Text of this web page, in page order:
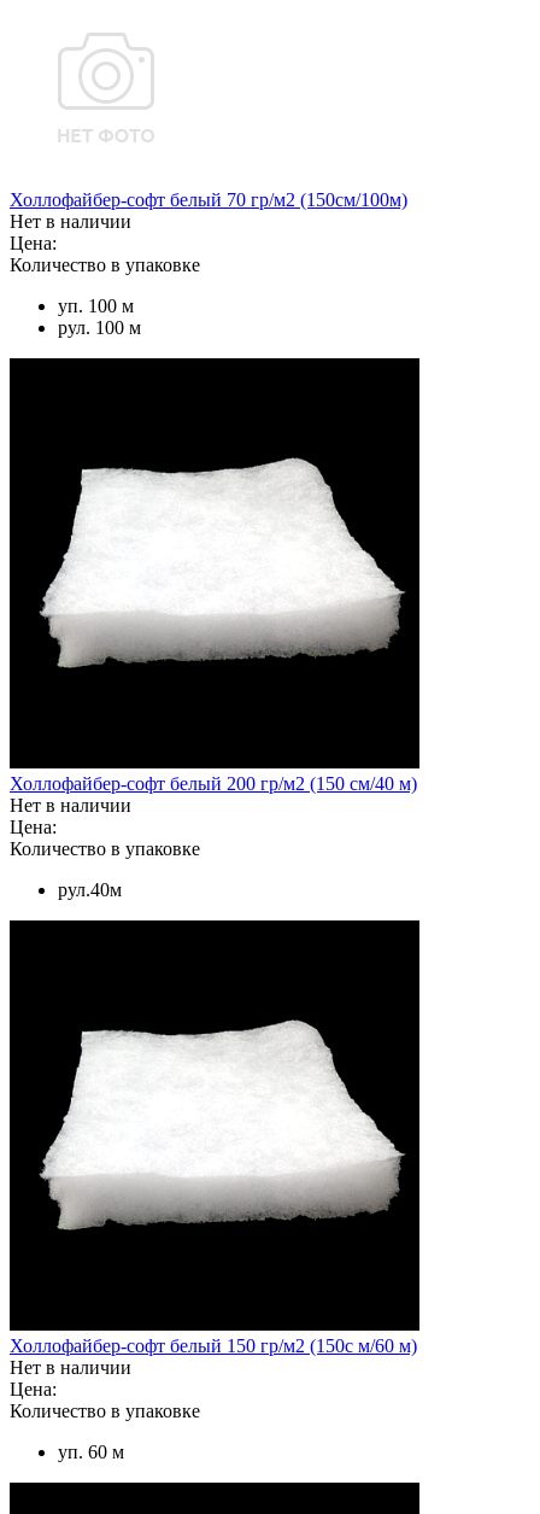
Холлофайбер-софт белый 70 гр/м2 (150см/100м)
Нет в наличии
Цена:
Количество в упаковке
уп. 100 м
рул. 100 м
Холлофайбер-софт белый 200 гр/м2 (150 см/40 м)
Нет в наличии
Цена:
Количество в упаковке
рул.40м
Холлофайбер-софт белый 150 гр/м2 (150с м/60 м)
Нет в наличии
Цена:
Количество в упаковке
уп. 60 м